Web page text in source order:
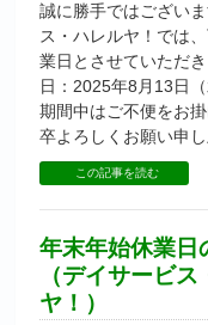
誠に勝手ではござい
ス・ハレルヤ！では
業日とさせていただ
日：2025年8月13日
期間中はご不便をお
卒よろしくお願い申し
この記事を読む
年末年始休業日
（デイサービ
ヤ！）